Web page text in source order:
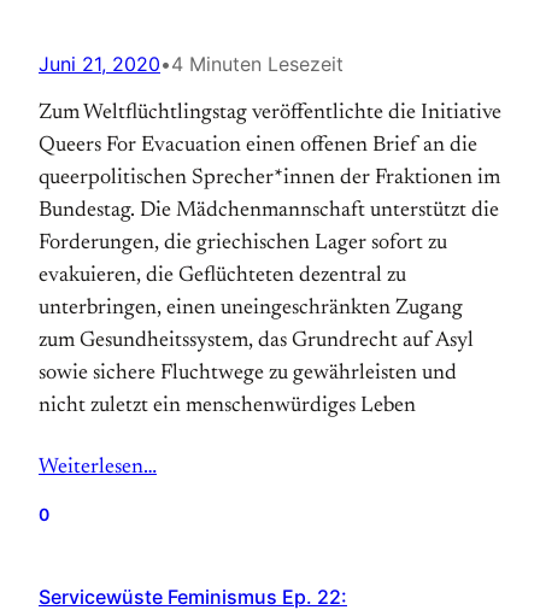
Juni 21, 2020•4 Minuten Lesezeit
Zum Weltflüchtlingstag veröffentlichte die Initiative
Queers For Evacuation einen offenen Brief an die
queerpolitischen Sprecher*innen der Fraktionen im
Bundestag. Die Mädchenmannschaft unterstützt die
Forderungen, die griechischen Lager sofort zu
evakuieren, die Geflüchteten dezentral zu
unterbringen, einen uneingeschränkten Zugang
zum Gesundheitssystem, das Grundrecht auf Asyl
sowie sichere Fluchtwege zu gewährleisten und
nicht zuletzt ein menschenwürdiges Leben
Weiterlesen…
0
Servicewüste Feminismus Ep. 22: